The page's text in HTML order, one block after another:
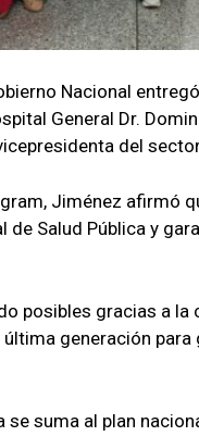
Nacional
General Dr.
del
Jiménez afirmó
de Salud Pública y
posibles gracias a la
generación
se suma al plan